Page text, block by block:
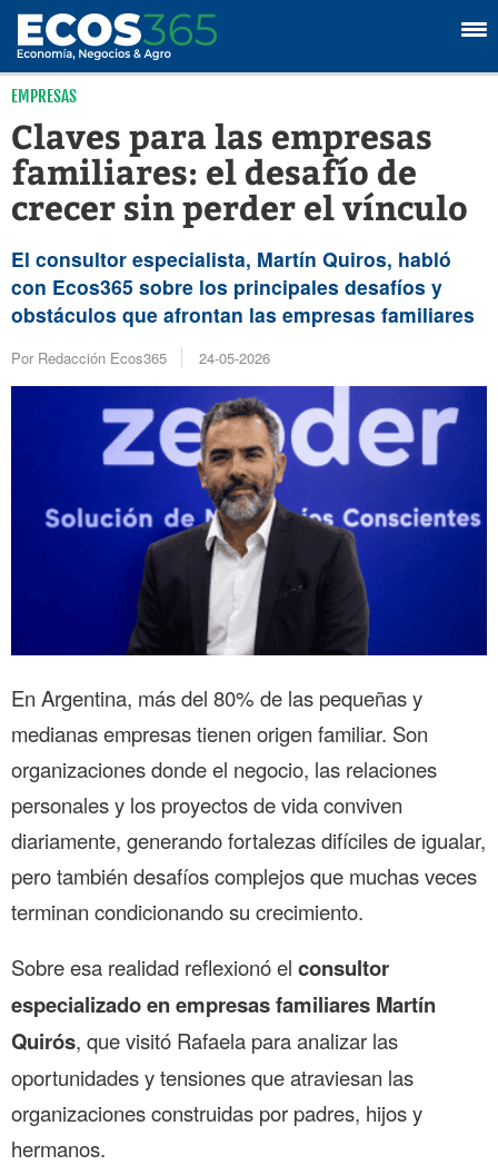
EMPRESAS
Claves para las empresas
familiares: el desafío de
crecer sin perder el vínculo
El consultor especialista, Martín Quiros, habló
con Ecos365 sobre los principales desafíos y
obstáculos que afrontan las empresas familiares
Por Redacción Ecos365 24-05-2026
En Argentina, más del 80% de las pequeñas y
medianas empresas tienen origen familiar. Son
organizaciones donde el negocio, las relaciones
personales y los proyectos de vida conviven
diariamente, generando fortalezas difíciles de igualar,
pero también desafíos complejos que muchas veces
terminan condicionando su crecimiento.
Sobre esa realidad reflexionó el consultor
especializado en empresas familiares Martín
Quirós, que visitó Rafaela para analizar las
oportunidades y tensiones que atraviesan las
organizaciones construidas por padres, hijos y
hermanos.